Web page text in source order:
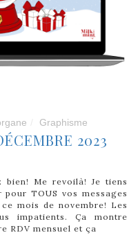
Graphisme
2023
bien! Me revoilà! Je tiens
TOUS vos messages
mois de novembre! Les
impatients. Ça montre
RDV mensuel et ça